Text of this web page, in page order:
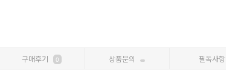
구매후기 0 상품문의 필독사항